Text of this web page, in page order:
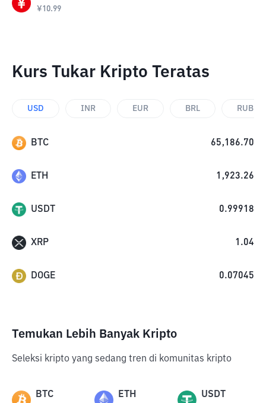
¥10.99
Kurs Tukar Kripto Teratas
USD INR EUR BRL RUB
BTC 65,186.70
ETH 1,923.26
USDT 0.99918
XRP 1.04
DOGE 0.07045
Temukan Lebih Banyak Kripto
Seleksi kripto yang sedang tren di komunitas kripto
BTC ETH USDT